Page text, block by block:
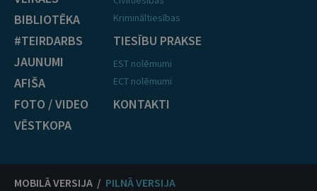
BIBLIOTĒKA
#TEIRDARBS
JAUNUMI
AFIŠA
FOTO / VIDEO
VĒSTKOPA
Krimināltiesības
TIESĪBU PRAKSE
EST nolēmumi
ECT nolēmumi
KONTAKTI
MOBILĀ VERSIJA / PILNĀ VERSIJA